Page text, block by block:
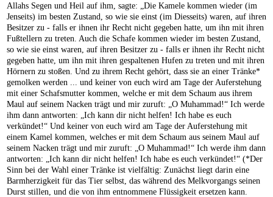
Allahs Segen und Heil auf ihm, sagte: „Die Kamele kommen wieder (im
Jenseits) im besten Zustand, so wie sie einst (im Diesseits) waren, auf ihren
Besitzer zu - falls er ihnen ihr Recht nicht gegeben hatte, um ihn mit ihren
Fußtellern zu treten. Auch die Schafe kommen wieder im besten Zustand,
so wie sie einst waren, auf ihren Besitzer zu - falls er ihnen ihr Recht nicht
gegeben hatte, um ihn mit ihren gespaltenen Hufen zu treten und mit ihren
Hörnern zu stoßen. Und zu ihrem Recht gehört, dass sie an einer Tränke*
gemolken werden ... und keiner von euch wird am Tage der Auferstehung
mit einer Schafsmutter kommen, welche er mit dem Schaum aus ihrem
Maul auf seinem Nacken trägt und mir zuruft: „O Muhammad!“ Ich werde
ihm dann antworten: „Ich kann dir nicht helfen! Ich habe es euch
verkündet!“ Und keiner von euch wird am Tage der Auferstehung mit
einem Kamel kommen, welches er mit dem Schaum aus seinem Maul auf
seinem Nacken trägt und mir zuruft: „O Muhammad!“ Ich werde ihm dann
antworten: „Ich kann dir nicht helfen! Ich habe es euch verkündet!“ (*Der
Sinn bei der Wahl einer Tränke ist vielfältig: Zunächst liegt darin eine
Barmherzigkeit für das Tier selbst, das während des Melkvorgangs seinen
Durst stillen, und die von ihm entnommene Flüssigkeit ersetzen kann.